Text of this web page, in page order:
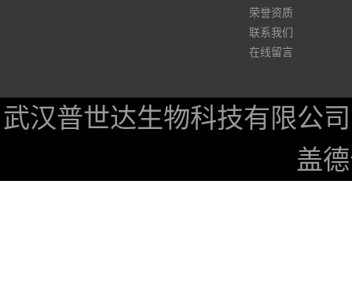
荣誉资质
联系我们
在线留言
武汉普世达生物科技有限公司
盖